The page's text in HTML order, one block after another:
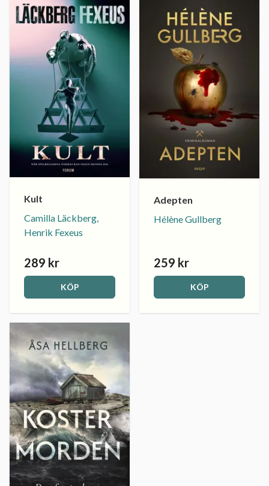
Kult
Camilla Läckberg,
Henrik Fexeus
289 kr
KÖP
Adepten
Hélène Gullberg
259 kr
KÖP